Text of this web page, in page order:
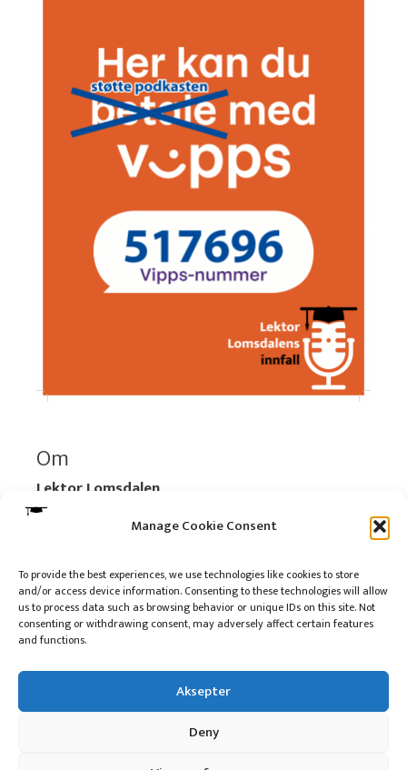
Manage Cookie Consent
To provide the best experiences, we use technologies like cookies to store
and/or access device information. Consenting to these technologies will allow
us to process data such as browsing behavior or unique IDs on this site. Not
consenting or withdrawing consent, may adversely affect certain features
and functions.
Aksepter
Deny
Om
Lektor Lomsdalen
Organisasjonsnummer:
920 712 312 MVA
Les mer:Om selskapet
Les mer:Om reklame på podkasten